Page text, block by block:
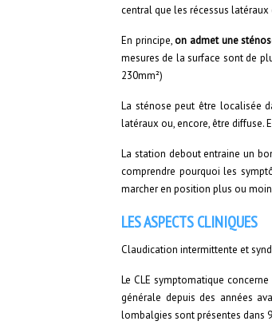
central que les récessus
En principe, on admet une
mesures de la surface sont de
230mm²)
La sténose peut être localisée
latéraux ou, encore, être diffuse.
La station debout entraine un
comprendre pourquoi les
marcher en position plus ou
LES ASPECTS CLINIQUES
Claudication intermittente et
Le CLE symptomatique
générale depuis des années
lombalgies sont présentes dans